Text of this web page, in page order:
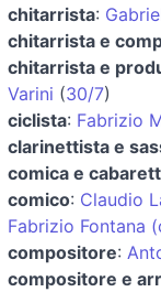
chitarrista:
chitarrista e
chitarrista e
Varini (30/7)
ciclista: Fabrizio
clarinettista e
comica e
comico: Claudio
Fabrizio Fontana
compositore:
compositore e